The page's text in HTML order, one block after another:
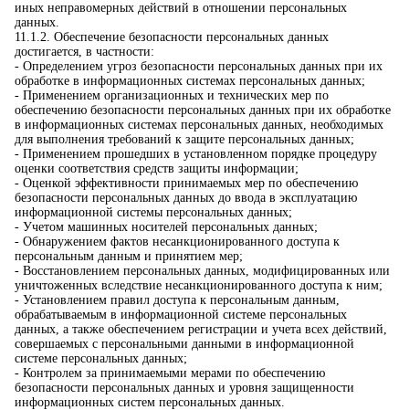
иных неправомерных действий в отношении персональных
данных.
11.1.2. Обеспечение безопасности персональных данных
достигается, в частности:
- Определением угроз безопасности персональных данных при их
обработке в информационных системах персональных данных;
- Применением организационных и технических мер по
обеспечению безопасности персональных данных при их обработке
в информационных системах персональных данных, необходимых
для выполнения требований к защите персональных данных;
- Применением прошедших в установленном порядке процедуру
оценки соответствия средств защиты информации;
- Оценкой эффективности принимаемых мер по обеспечению
безопасности персональных данных до ввода в эксплуатацию
информационной системы персональных данных;
- Учетом машинных носителей персональных данных;
- Обнаружением фактов несанкционированного доступа к
персональным данным и принятием мер;
- Восстановлением персональных данных, модифицированных или
уничтоженных вследствие несанкционированного доступа к ним;
- Установлением правил доступа к персональным данным,
обрабатываемым в информационной системе персональных
данных, а также обеспечением регистрации и учета всех действий,
совершаемых с персональными данными в информационной
системе персональных данных;
- Контролем за принимаемыми мерами по обеспечению
безопасности персональных данных и уровня защищенности
информационных систем персональных данных.